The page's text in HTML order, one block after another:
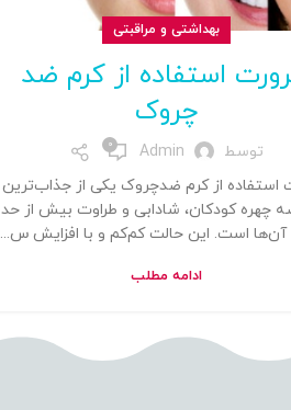
بهداشتی و مراقبتی
استفاده از کرم ضد
چروک
توسط Admin
0
استفاده از کرم ضدچروک یکی از جذاب‌ترین
چهره کودکان، شادابی و طراوت بیش‌ از حد
است. این حالت کم‌کم و با افزایش س...
ادامه مطلب